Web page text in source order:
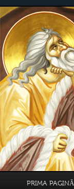
PRIMA PAGINĂ